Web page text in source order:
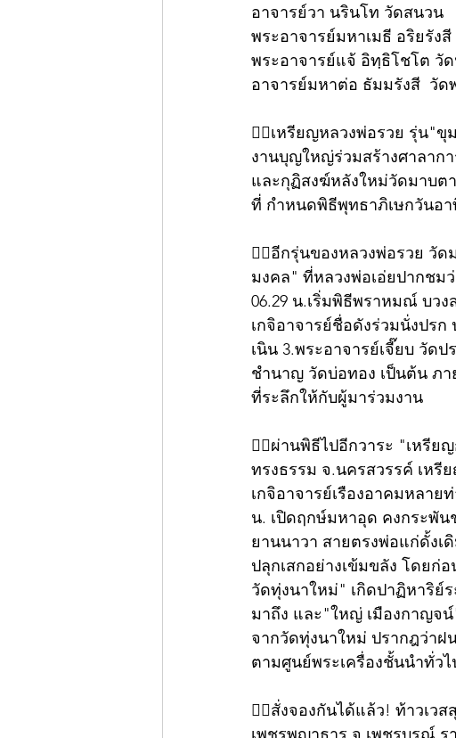
อาจารย์วา นรินโท วัดสนวน
พระอาจารย์มหาเมธี อริยรังสี
พระอาจารย์แจ้ อิทฺธิโชโต วั
อาจารย์มหาต่อ ธัมมรังสี  วั
👍🏻เหรียญหลวงพ่อรวย รุ่น"ขุ
งานบุญใหญ่ร่วมสร้างศาลาก
และกุฏิสงฆ์หลังใหม่วัดมาบต
ที่ กำหนดพิธีพุทธาภิเษกวันอา
👍🏻อีกรุ่นของหลวงพ่อรวย
มงคล" ที่หลวงพ่อเอ่ยปากชม
06.29 น.เริ่มพิธีพราหมณ์ บวง
เกจิอาจารย์ชื่อดังร่วมนั่งปร
เนิน 3.พระอาจารย์เจี๊ยบ วัด
ชำนาญ วัดบ่อทอง เป็นต้น ภ
ที่ระลึกให้กับผู้มาร่วมงาน
👍🏻ผ่านพิธีไปอีกวาระ "เหรี
ทรงธรรม จ.นครสวรรค์ เหรี
เกจิอาจารย์เรืองอาคมหลาย
น. เปิดฤกษ์มหาอุด คงกระพั
ยานนาวา สายตรงพ่อแก่ดั้งเ
ปลุกเสกอย่างเข้มขลัง โดยก่
วัดทุ่งนาใหม่" เกิดปาฏิหาริย์
มาถึง และ"ใหญ่ เมืองกาญจ
จากวัดทุ่งนาใหม่ ปรากฎว่า
ตามศูนย์พระเครื่องชั้นนำทั่วไ
👍🏻สั่งจองกันได้แล้ว! ท้าวเ